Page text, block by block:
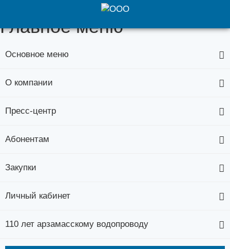
Главное меню
Основное меню
О компании
Пресс-центр
Абонентам
Закупки
Личный кабинет
110 лет арзамасскому водопроводу